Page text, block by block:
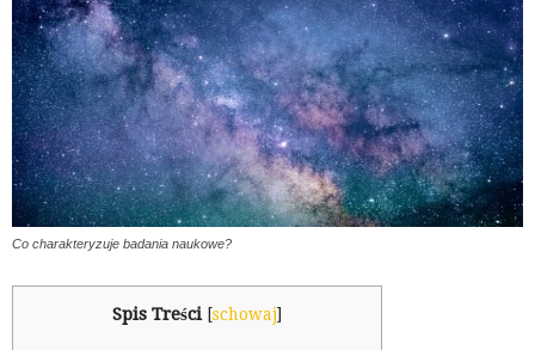
Co charakteryzuje badania naukowe?
Spis Treści [schowaj]